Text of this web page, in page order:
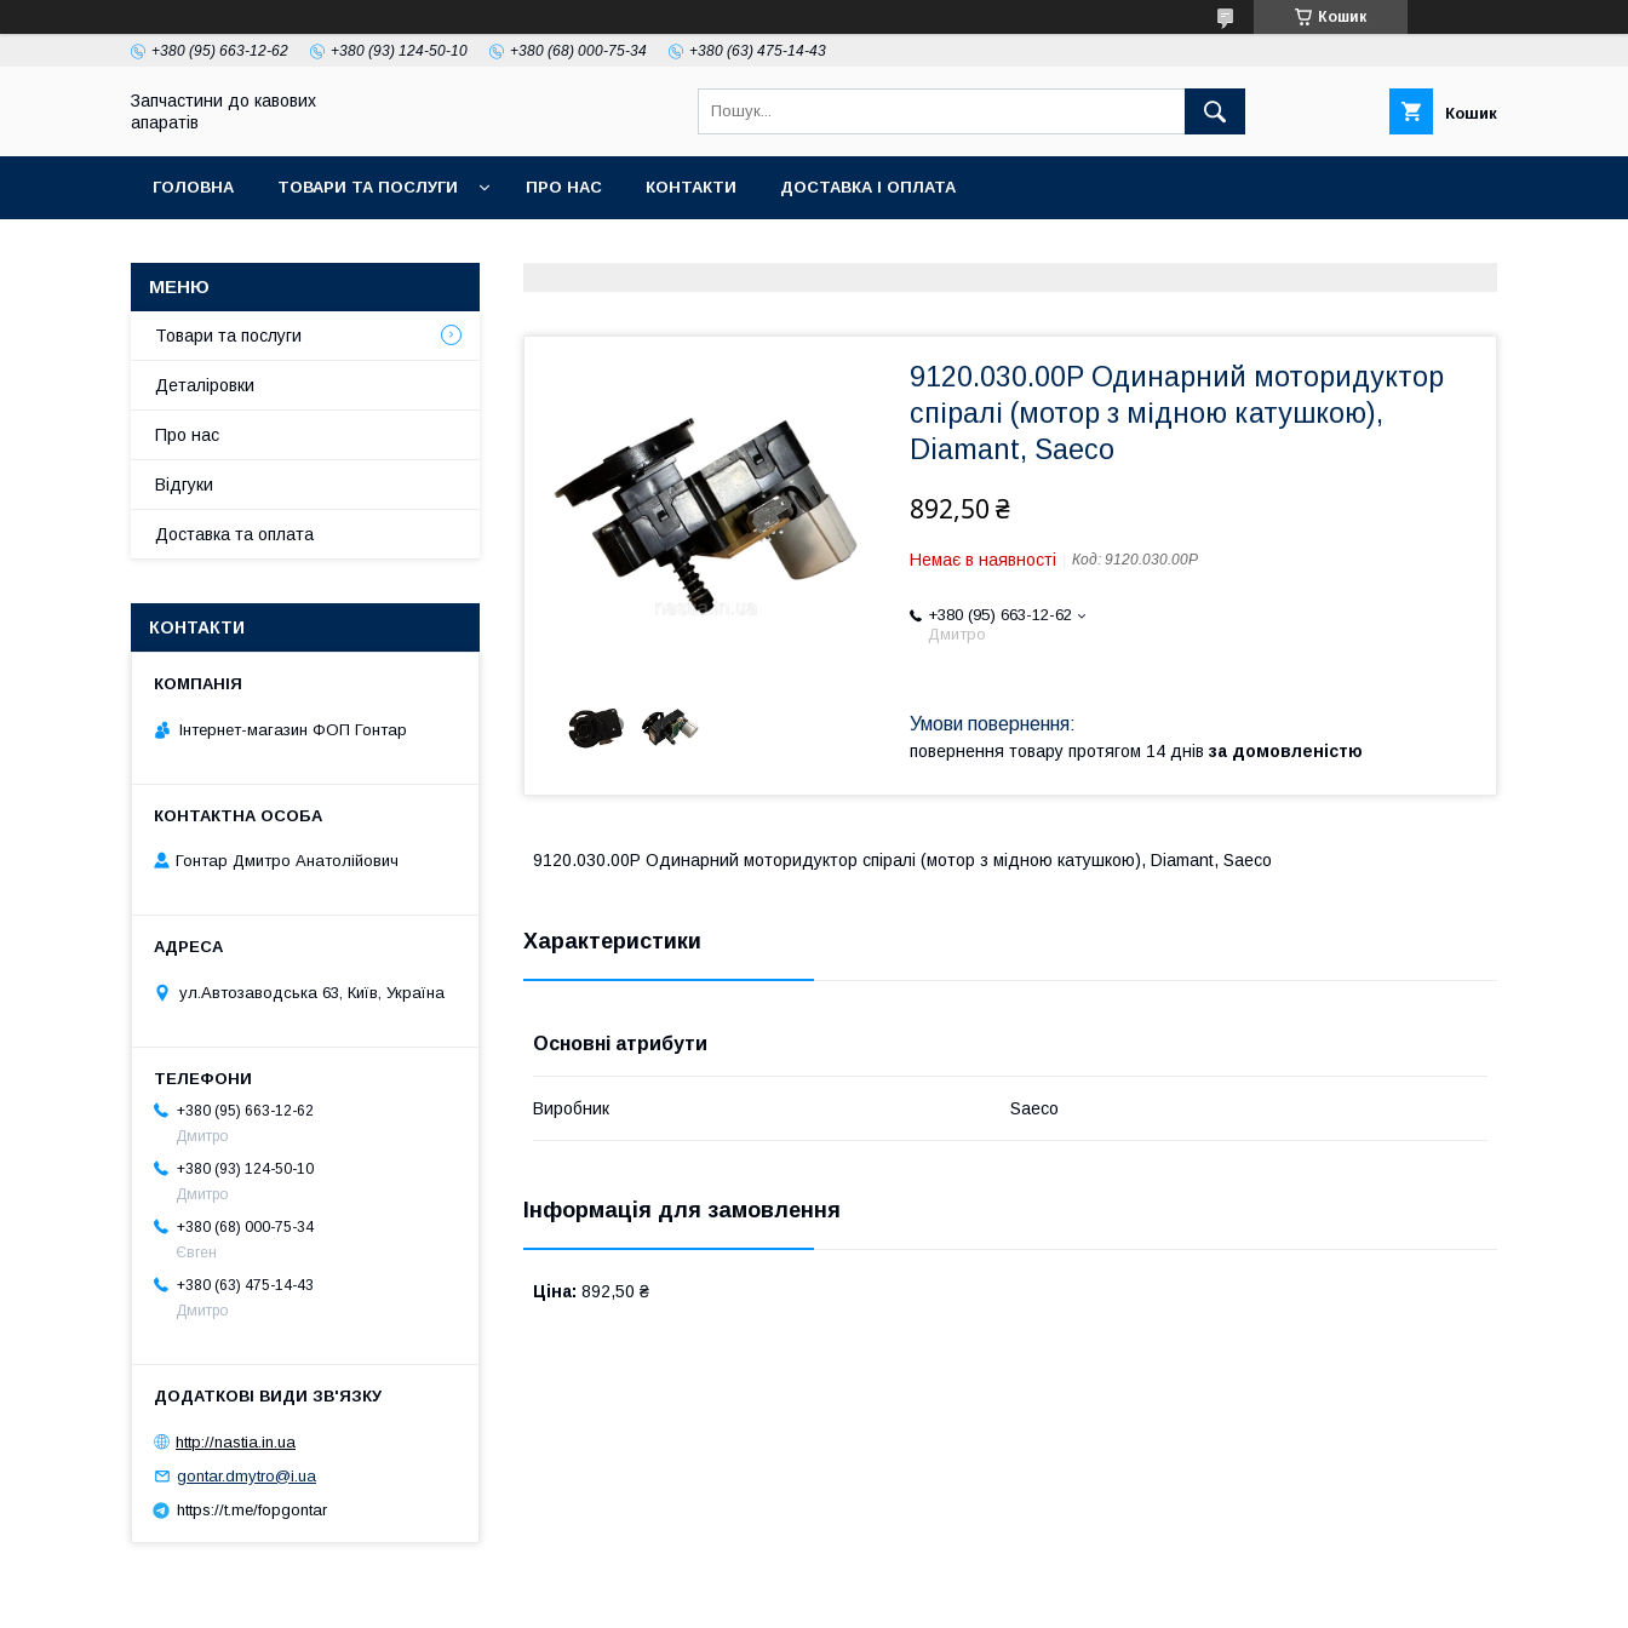
Кошик
+380 (95) 663-12-62 +380 (93) 124-50-10 +380 (68) 000-75-34 +380 (63) 475-14-43
Запчастини до кавових
апаратів
Кошик
ГОЛОВНА ТОВАРИ ТА ПОСЛУГИ ПРО НАС КОНТАКТИ ДОСТАВКА І ОПЛАТА
9120.030.00P Одинарний моторидуктор
спіралі (мотор з мідною катушкою),
Diamant, Saeco
892,50 ₴
Немає в наявності Код: 9120.030.00P
+380 (95) 663-12-62
Дмитро
повернення товару протягом 14 днів за домовленістю
9120.030.00P Одинарний моторидуктор спіралі (мотор з мідною катушкою), Diamant, Saeco
Характеристики
Основні атрибути
Виробник Saeco
Інформація для замовлення
Ціна: 892,50 ₴
Товари та послуги
Деталіровки
Про нас
Відгуки
Доставка та оплата
КОНТАКТИ
Інтернет-магазин ФОП Гонтар
Гонтар Дмитро Анатолійович
ул.Автозаводська 63, Київ, Україна
+380 (95) 663-12-62
Дмитро
+380 (93) 124-50-10
Дмитро
+380 (68) 000-75-34
Євген
+380 (63) 475-14-43
Дмитро
http://nastia.in.ua
gontar.dmytro@i.ua
https://t.me/fopgontar